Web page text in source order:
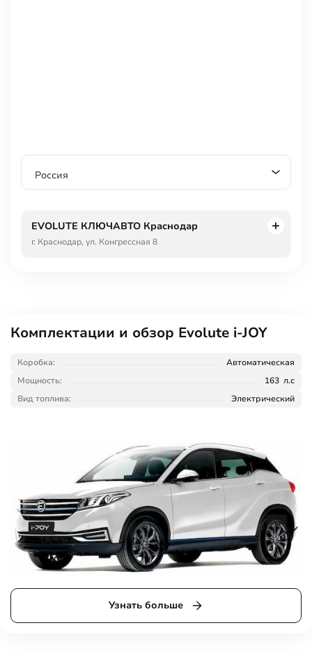
Россия
EVOLUTE КЛЮЧАВТО Краснодар
г. Краснодар, ул. Конгрессная 8
Комплектации и обзор Evolute i-JOY
Коробка:
Автоматическая
Мощность:
163 л.с
Вид топлива:
Электрический
Узнать больше